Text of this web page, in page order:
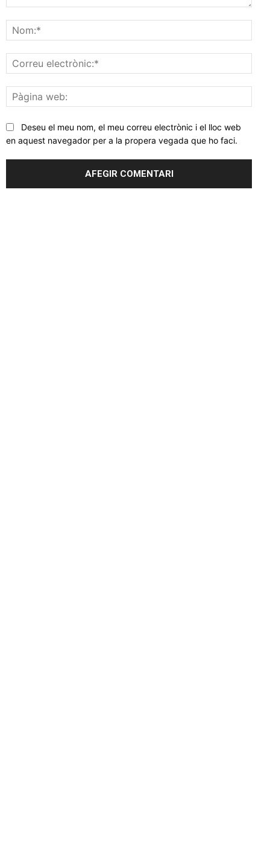
web:
Deseu el meu nom, el meu correu electrònic i el lloc web
en aquest navegador per a la propera vegada que ho faci.